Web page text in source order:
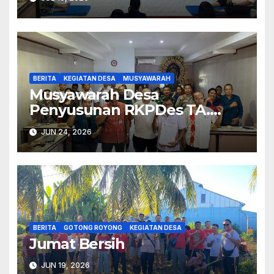
BERITA KEGIATAN DESA MUSYAWARAH
Musyawarah Desa
Penyusunan RKPDes TA.
2027.
JUN 24, 2026
BERITA GOTONG ROYONG KEGIATAN DESA
Jumat Bersih
JUN 19, 2026